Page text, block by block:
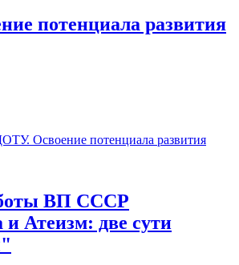
потенциала развития
Освоение потенциала развития
ВП СССР
Атеизм: две сути